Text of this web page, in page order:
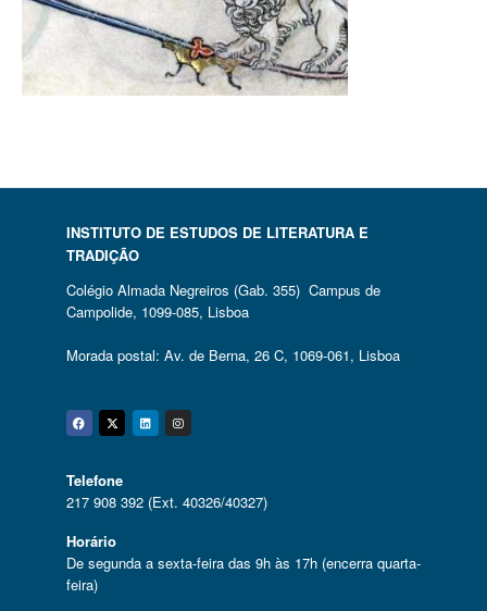
INSTITUTO DE ESTUDOS DE LITERATURA E
TRADIÇÃO
Colégio Almada Negreiros (Gab. 355) Campus de
Campolide, 1099-085, Lisboa
Morada postal: Av. de Berna, 26 C, 1069-061, Lisboa
Facebook
Twitter
Linkedin
Instagram
Telefone
217 908 392 (Ext. 40326/40327)
Horário
De segunda a sexta-feira das 9h às 17h (encerra quarta-
feira)